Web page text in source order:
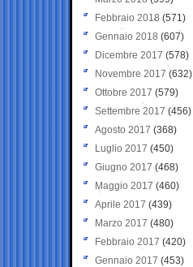
Febbraio 2018 (571)
Gennaio 2018 (607)
Dicembre 2017 (578)
Novembre 2017 (632)
Ottobre 2017 (579)
Settembre 2017 (456)
Agosto 2017 (368)
Luglio 2017 (450)
Giugno 2017 (468)
Maggio 2017 (460)
Aprile 2017 (439)
Marzo 2017 (480)
Febbraio 2017 (420)
Gennaio 2017 (453)